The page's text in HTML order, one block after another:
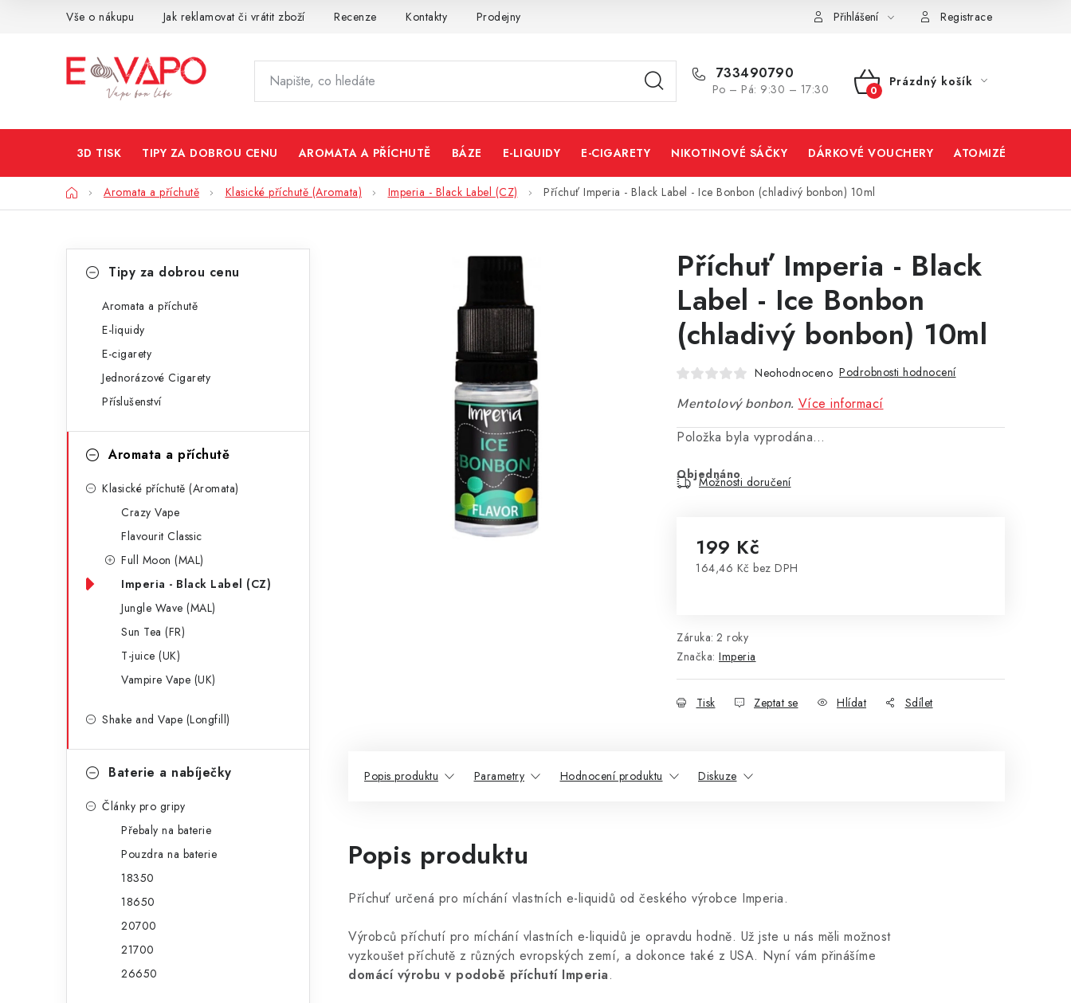
Vše o nákupu Jak reklamovat či vrátit zboží Recenze Kontakty Prodejny Přihlášení Registrace
733490790
Po – Pá: 9:30 – 17:30
NÁKUPNÍ
Prázdný košík
3D TISK TIPY ZA DOBROU CENU AROMATA A PŘÍCHUTĚ BÁZE E-LIQUIDY E-CIGARETY NIKOTINOVÉ SÁČKY DÁRKOVÉ VOUCHERY ATOMIZÉRY A
DomůAromata a příchutě Klasické příchutě (Aromata) Imperia - Black Label (CZ) Příchuť Imperia - Black Label - Ice Bonbon (chladivý bonbon) 10ml
n
kategorieTipy za dobrou cenu
Aromata a příchutě
E-liquidy
E-cigarety
Jednorázové Cigarety
Příslušenství
Aromata a příchutě
Klasické příchutě (Aromata)
Crazy Vape
Flavourit Classic
Full Moon (MAL)
Imperia - Black Label (CZ)
Jungle Wave (MAL)
Sun Tea (FR)
T-juice (UK)
Vampire Vape (UK)
Shake and Vape (Longfill)
Baterie a nabíječky
Články pro gripy
Přebaly na baterie
Pouzdra na baterie
18350
18650
20700
21700
26650
Příchuť Imperia - Black
Label - Ice Bonbon
(chladivý bonbon) 10ml
Neohodnoceno Podrobnosti hodnocení
Mentolový bonbon. Více informací
Položka byla vyprodána…
Objednáno
Možnosti doručení
199 Kč
164,46 Kč bez DPH
Záruka: 2 roky
Značka: Imperia
Tisk Zeptat se Hlídat Sdílet
Popis produktu Parametry Hodnocení produktu Diskuze
Popis produktu
Příchuť určená pro míchání vlastních e-liquidů od českého výrobce Imperia.
Výrobců příchutí pro míchání vlastních e-liquidů je opravdu hodně. Už jste u nás měli možnost
vyzkoušet příchutě z různých evropských zemí, a dokonce také z USA. Nyní vám přinášíme
domácí výrobu v podobě příchutí Imperia.